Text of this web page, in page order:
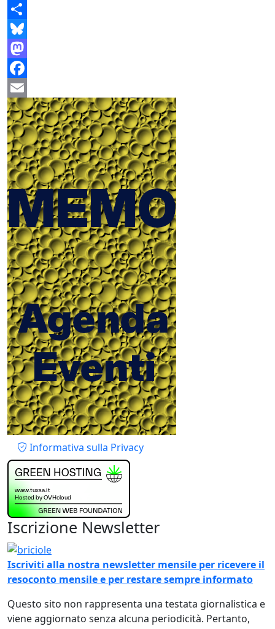
Share
Bluesky
Mastodon
Facebook
Email
Piè di pagina
Informativa sulla Privacy
Iscrizione Newsletter
Immagine
Iscriviti alla nostra newsletter mensile per ricevere il
resoconto mensile e per restare sempre informato
Questo sito non rappresenta una testata giornalistica e
viene aggiornato senza alcuna periodicità. Pertanto,